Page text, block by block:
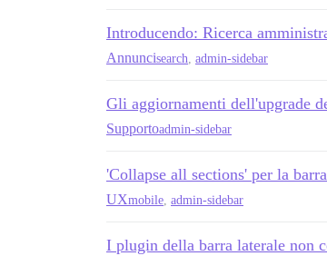
Introducendo: Ricerca
Annuncisearch admin-sidebar
Gli aggiornamenti dell'upgrade
Supportoadmin-sidebar
'Collapse all sections' per la
UXmobile admin-sidebar
I plugin della barra laterale non